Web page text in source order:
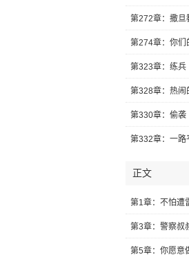
第272章：撒旦
第274章：你们
第323章：练兵
第328章：热闹
第330章：偷袭
第332章：一路
正文
第1章：不怕遭
第3章：警察叔
第5章：你愿意